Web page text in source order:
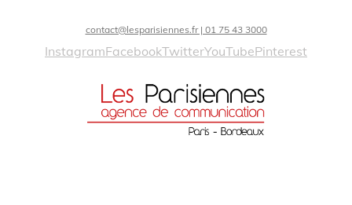
contact@lesparisiennes.fr | 01 75 43 3000
InstagramFacebookTwitterYouTubePinterest